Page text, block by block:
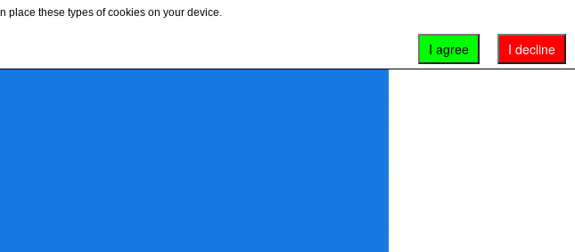
place these types of cookies on your device.
I decline
I agree